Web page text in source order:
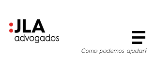
Como podemos ajudar?